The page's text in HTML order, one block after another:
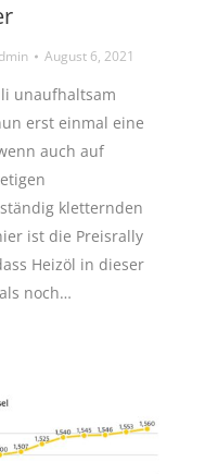
August 6, 2021
unaufhaltsam
erst einmal eine
auch auf
kletternden
ist die Preisrally
Heizöl in dieser
noch…